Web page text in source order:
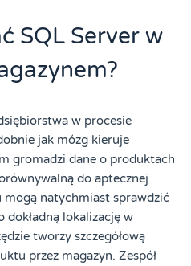
SQL Server w
w procesie
jak mózg kieruje
gromadzi dane o produktach
do aptecznej
natychmiast sprawdzić
lokalizację w
tworzy szczegółową
przez magazyn. Zespół